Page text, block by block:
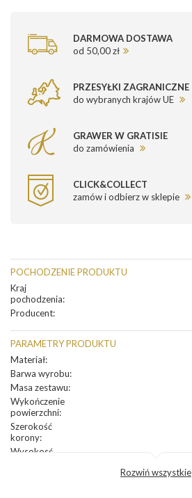
DARMOWA DOSTAWA
od 50,00 zł
PRZESYŁKI ZAGRANICZNE
do wybranych krajów UE
GRAWER W GRATISIE
do zamówienia
CLICK&COLLECT
zamów i odbierz w sklepie
POCHODZENIE PRODUKTU
Kraj
pochodzenia:
Producent:
PARAMETRY PRODUKTU
Materiał:
Barwa wyrobu:
Masa zestawu:
Wykończenie
powierzchni:
Szerokość
korony:
Wysokosć
Rozwiń wszystkie